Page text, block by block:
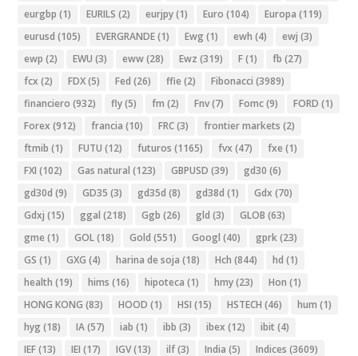
eurgbp (1) EURILS (2) eurjpy(1) Euro (104) Europa (119)
eurusd (105) EVERGRANDE(1) Ewg (1) ewh (4) ewj (3)
ewp (2) EWU (3) eww(28) Ewz (319) F(1) fb (27)
fcx (2) FDX(5) Fed (26) ffie (2) Fibonacci (3989)
financiero (932) fly(5) fm (2) Fnv(7) Fomc(9) FORD (1)
Forex (912) francia (10) FRC(3) frontier markets (2)
ftmib (1) FUTU (12) futuros (1165) fvx (47) fxe (1)
FXI (102) Gas natural (123) GBPUSD (39) gd30 (6)
gd30d (9) GD35 (3) gd35d (8) gd38d (1) Gdx (70)
Gdxj (15) ggal (218) Ggb (26) gld (3) GLOB (63)
gme (1) GOL(18) Gold (551) Googl (40) gprk(23)
GS (1) GXG (4) harina de soja (18) Hch (844) hd (1)
health (19) hims (16) hipoteca (1) hmy(23) Hon (1)
HONG KONG (83) HOOD (1) HSI (15) HSTECH (46) hum (1)
hyg (18) IA(57) iab (1) ibb (3) ibex (12) ibit (4)
IEF(13) IEI (17) IGV(13) ilf(3) India (5) Indices (3609)